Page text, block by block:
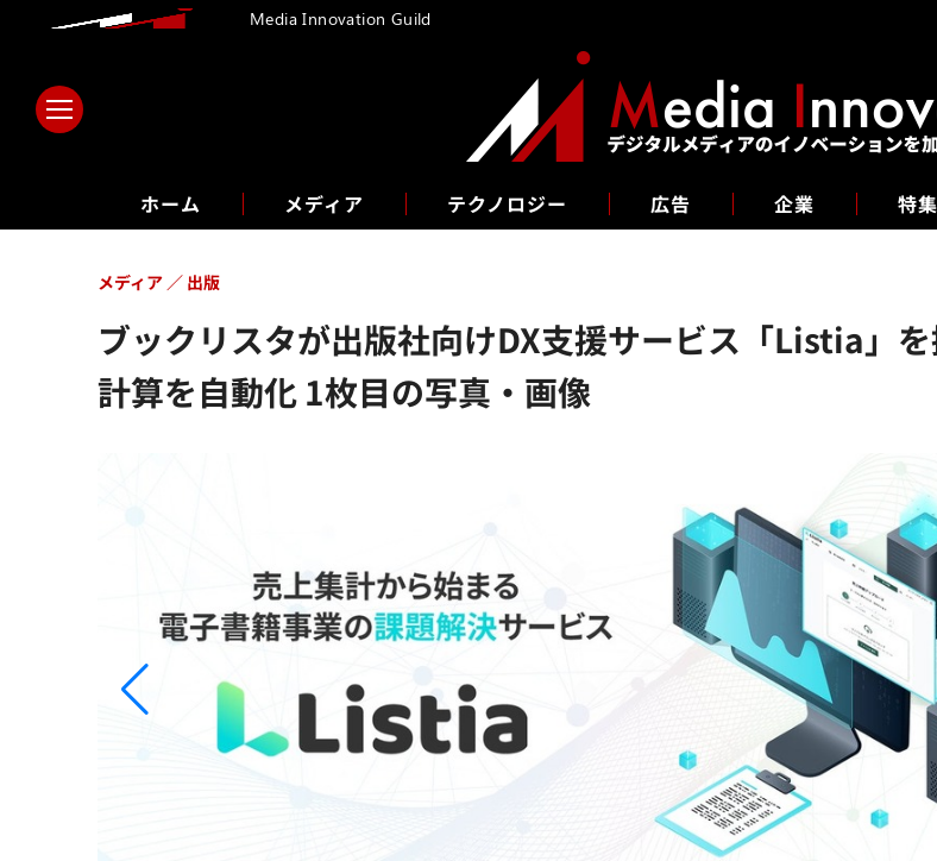
ホーム メディア テクノロジー 広告 企業 特集
ブックリスタが出版社向けDX支援サービス「Listia」
計算を自動化 1枚目の写真・画像
メディア 出版
Media Innovation Guild